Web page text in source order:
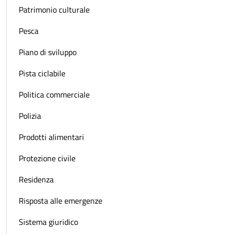
Patrimonio culturale
Pesca
Piano di sviluppo
Pista ciclabile
Politica commerciale
Polizia
Prodotti alimentari
Protezione civile
Residenza
Risposta alle emergenze
Sistema giuridico